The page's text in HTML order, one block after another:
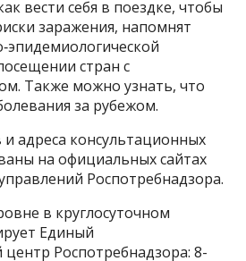
вести себя в поездке, чтобы
заражения, напомнят
стран с
Также можно узнать, что
за рубежом.
адреса консультационных
на официальных сайтах
Роспотребнадзора.
в круглосуточном
Единый
Роспотребнадзора: 8-